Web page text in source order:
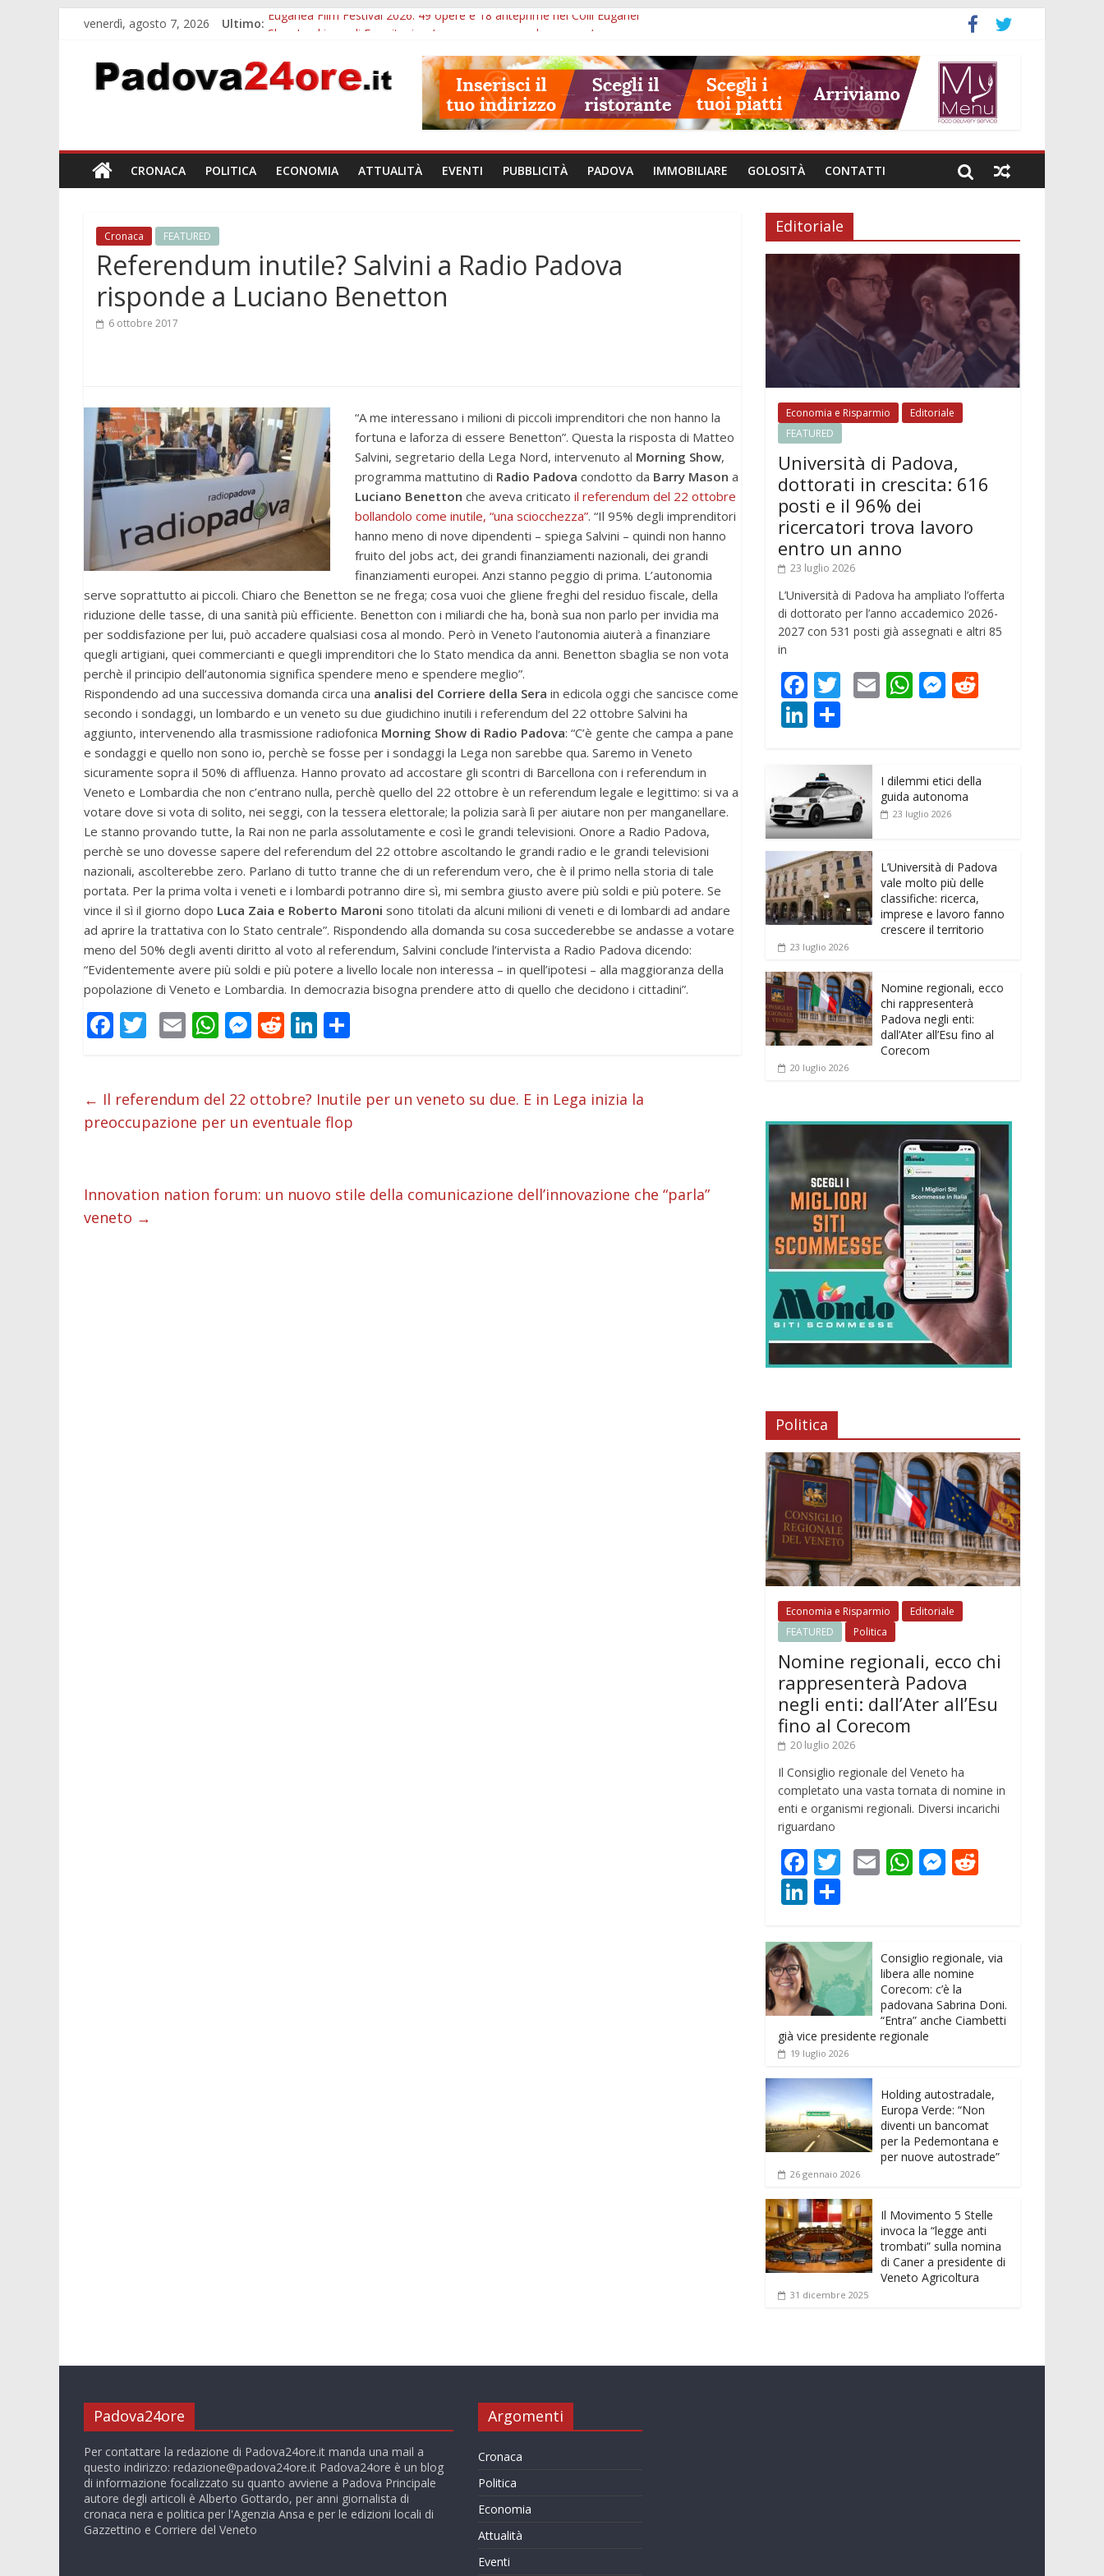
venerdì, agosto 7, 2026 Ultimo: Euganea Film Festival 2026: 49 opere e 18 anteprime nei Colli Euganei
Notizie di Padova alle ore 21: lavoratore morto, credito sul gasolio e IA nei Comuni
Orto Botanico Padova: visite ed escursioni fino a settembre
Concorso Università di Padova: 5 funzionari, domande entro il 7 agosto
CRONACA POLITICA ECONOMIA ATTUALITÀ EVENTI PUBBLICITÀ PADOVA IMMOBILIARE GOLOSITÀ CONTATTI
Cronaca FEATURED
Referendum inutile? Salvini a Radio Padova
risponde a Luciano Benetton
6 ottobre 2017
“A me interessano i milioni di piccoli imprenditori che non hanno la
fortuna e laforza di essere Benetton”. Questa la risposta di Matteo
Salvini, segretario della Lega Nord, intervenuto al Morning Show,
programma mattutino di Radio Padova condotto da Barry Mason a
Luciano Benetton che aveva criticato il referendum del 22 ottobre
bollandolo come inutile, “una sciocchezza”. “Il 95% degli imprenditori
hanno meno di nove dipendenti – spiega Salvini – quindi non hanno
fruito del jobs act, dei grandi finanziamenti nazionali, dei grandi
finanziamenti europei. Anzi stanno peggio di prima. L’autonomia
serve soprattutto ai piccoli. Chiaro che Benetton se ne frega; cosa vuoi che gliene freghi del residuo fiscale, della
riduzione delle tasse, di una sanità più efficiente. Benetton con i miliardi che ha, bonà sua non parlo per invidia ma
per soddisfazione per lui, può accadere qualsiasi cosa al mondo. Però in Veneto l’autonomia aiuterà a finanziare
quegli artigiani, quei commercianti e quegli imprenditori che lo Stato mendica da anni. Benetton sbaglia se non vota
perchè il principio dell’autonomia significa spendere meno e spendere meglio”.
Rispondendo ad una successiva domanda circa una analisi del Corriere della Sera in edicola oggi che sancisce come
secondo i sondaggi, un lombardo e un veneto su due giudichino inutili i referendum del 22 ottobre Salvini ha
aggiunto, intervenendo alla trasmissione radiofonica Morning Show di Radio Padova: “C’è gente che campa a pane
e sondaggi e quello non sono io, perchè se fosse per i sondaggi la Lega non sarebbe qua. Saremo in Veneto
sicuramente sopra il 50% di affluenza. Hanno provato ad accostare gli scontri di Barcellona con i referendum in
Veneto e Lombardia che non c’entrano nulla, perchè quello del 22 ottobre è un referendum legale e legittimo: si va a
votare dove si vota di solito, nei seggi, con la tessera elettorale; la polizia sarà lì per aiutare non per manganellare.
Le stanno provando tutte, la Rai non ne parla assolutamente e così le grandi televisioni. Onore a Radio Padova,
perchè se uno dovesse sapere del referendum del 22 ottobre ascoltando le grandi radio e le grandi televisioni
nazionali, ascolterebbe zero. Parlano di tutto tranne che di un referendum vero, che è il primo nella storia di tale
portata. Per la prima volta i veneti e i lombardi potranno dire sì, mi sembra giusto avere più soldi e più potere. Se
vince il sì il giorno dopo Luca Zaia e Roberto Maroni sono titolati da alcuni milioni di veneti e di lombardi ad andare
ad aprire la trattativa con lo Stato centrale”. Rispondendo alla domanda su cosa succederebbe se andasse a votare
meno del 50% degli aventi diritto al voto al referendum, Salvini conclude l’intervista a Radio Padova dicendo:
“Evidentemente avere più soldi e più potere a livello locale non interessa – in quell’ipotesi – alla maggioranza della
popolazione di Veneto e Lombardia. In democrazia bisogna prendere atto di quello che decidono i cittadini”.
F
b
o
k
T
er
E
l
W
s
A
p
M
e
n
er
R
di
t
Li
e
dI
di
vi
← Il referendum del 22 ottobre? Inutile per un veneto su due. E in Lega inizia la
preoccupazione per un eventuale flop
Innovation nation forum: un nuovo stile della comunicazione dell’innovazione che “parla”
veneto →
Editoriale
Economia e Risparmio
Editoriale
FEATURED
Università di Padova,
dottorati in crescita: 616
posti e il 96% dei
ricercatori trova lavoro
entro un anno
23 luglio 2026
L’Università di Padova ha ampliato l’offerta
di dottorato per l’anno accademico 2026-
2027 con 531 posti già assegnati e altri 85
in
F
ac
e
b
o
o
k
T
er
E W
A
p
M
n
g
t
Li
k
e
dI
n
n
di
vi
di
I dilemmi etici della
guida autonoma
23 luglio 2026
L’Università di Padova
vale molto più delle
classifiche: ricerca,
imprese e lavoro fanno
crescere il territorio
23 luglio 2026
Nomine regionali, ecco
chi rappresenterà
Padova negli enti:
dall’Ater all’Esu fino al
Corecom
20 luglio 2026
Politica
Economia e Risparmio
Editoriale
FEATURED
Politica
Nomine regionali, ecco chi
rappresenterà Padova
negli enti: dall’Ater all’Esu
fino al Corecom
20 luglio 2026
Il Consiglio regionale del Veneto ha
completato una vasta tornata di nomine in
enti e organismi regionali. Diversi incarichi
riguardano
F
ac
e
b
o
o
k
T
er
E W
A
p
p
M
n
g
er
t
Li
k
e
dI
n
n
di
vi
di
Consiglio regionale, via
libera alle nomine
Corecom: c’è la
padovana Sabrina Doni.
“Entra” anche Ciambetti
già vice presidente regionale
19 luglio 2026
Holding autostradale,
Europa Verde: “Non
diventi un bancomat
per la Pedemontana e
per nuove autostrade”
26 gennaio 2026
Il Movimento 5 Stelle
invoca la “legge anti
trombati” sulla nomina
di Caner a presidente di
Veneto Agricoltura
31 dicembre 2025
Padova24ore
Per contattare la redazione di Padova24ore.it manda una mail a
questo indirizzo: redazione@padova24ore.it Padova24ore è un blog
di informazione focalizzato su quanto avviene a Padova Principale
autore degli articoli è Alberto Gottardo, per anni giornalista di
cronaca nera e politica per l'Agenzia Ansa e per le edizioni locali di
Gazzettino e Corriere del Veneto
Argomenti
Cronaca
Politica
Economia
Attualità
Eventi